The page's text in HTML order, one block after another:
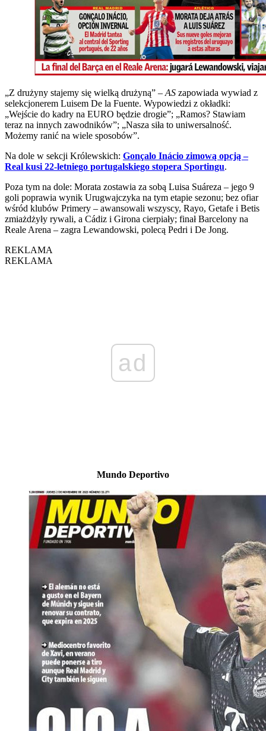
„Z drużyny stajemy się wielką drużyną” – AS zapowiada wywiad z
selekcjonerem Luisem De la Fuente. Wypowiedzi z okładki:
„Wejście do kadry na EURO będzie drogie”; „Ramos? Stawiam
teraz na innych zawodników”; „Nasza siła to uniwersalność.
Możemy ranić na wiele sposobów”.
Na dole w sekcji Królewskich: Gonçalo Inácio zimową opcją –
Real kusi 22-letniego portugalskiego stopera Sportingu.
Poza tym na dole: Morata zostawia za sobą Luisa Suáreza – jego 9
goli poprawia wynik Urugwajczyka na tym etapie sezonu; bez ofiar
wśród klubów Primery – awansowali wszyscy, Rayo, Getafe i Betis
zmiażdżyły rywali, a Cádiz i Girona cierpiały; finał Barcelony na
Reale Arena – zagra Lewandowski, polecą Pedri i De Jong.
REKLAMA
REKLAMA
ad
Mundo Deportivo